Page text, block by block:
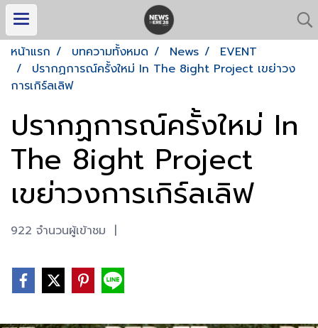
หน้าแรก บทความทั้งหมด News
EVENT
ปรากฏการณ์ครั้งใหม่ In The 8ight Project เขย่าวง
การเกิร์ลเลิฟ
ปรากฏการณ์ครั้งใหม่ In
The 8ight Project
เขย่าวงการเกิร์ลเลิฟ
922 จำนวนผู้เข้าชม |